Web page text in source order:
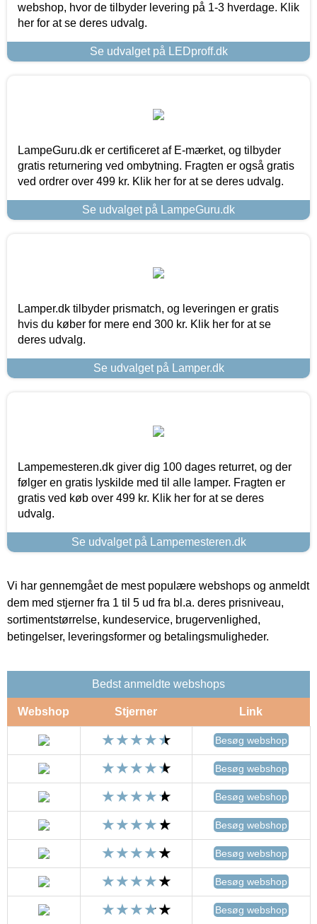
webshop, hvor de tilbyder levering på 1-3 hverdage. Klik
her for at se deres udvalg.
Se udvalget på LEDproff.dk
LampeGuru.dk er certificeret af E-mærket, og tilbyder
gratis returnering ved ombytning. Fragten er også gratis
ved ordrer over 499 kr. Klik her for at se deres udvalg.
Se udvalget på LampeGuru.dk
Lamper.dk tilbyder prismatch, og leveringen er gratis
hvis du køber for mere end 300 kr. Klik her for at se
deres udvalg.
Se udvalget på Lamper.dk
Lampemesteren.dk giver dig 100 dages returret, og der
følger en gratis lyskilde med til alle lamper. Fragten er
gratis ved køb over 499 kr. Klik her for at se deres
udvalg.
Se udvalget på Lampemesteren.dk
Vi har gennemgået de mest populære webshops og anmeldt
dem med stjerner fra 1 til 5 ud fra bl.a. deres prisniveau,
sortimentstørrelse, kundeservice, brugervenlighed,
betingelser, leveringsformer og betalingsmuligheder.
Bedst anmeldte webshops
Webshop Stjerner Link
Besøg webshop
Besøg webshop
Besøg webshop
Besøg webshop
Besøg webshop
Besøg webshop
Besøg webshop